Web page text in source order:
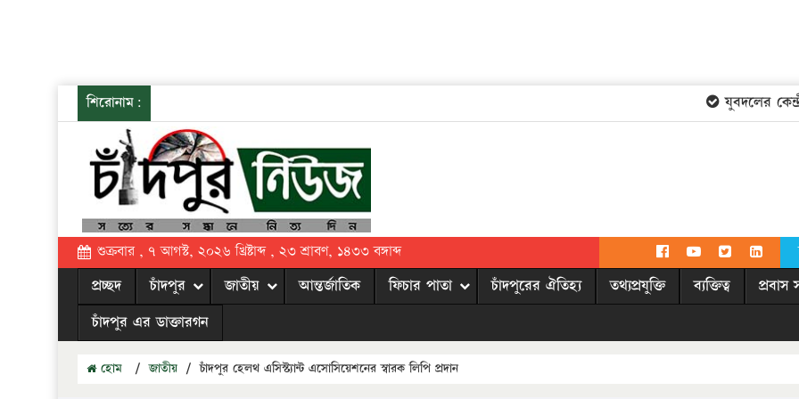
শিরোনাম: যুবদলের
শুক্রবার , ৭ আগস্ট, ২০২৬ খ্রিষ্টাব্দ , ২৩ শ্রাবণ, ১৪৩৩ বঙ্গাব্দ
প্রচ্ছদ চাঁদপুর জাতীয় আন্তর্জাতিক ফিচার পাতা চাঁদপুরের ঐতিহ্য তথ্যপ্রযুক্তি ব্যক্তিত্ব প্রবাস
চাঁদপুর এর ডাক্তারগন
হোম / জাতীয় / চাঁদপুর হেলথ এসিস্ট্যান্ট এসোসিয়েশনের স্বারক লিপি প্রদান